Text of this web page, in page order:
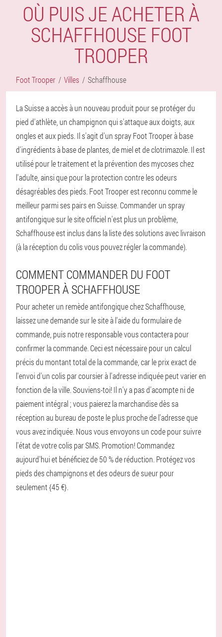
OÙ PUIS JE ACHETER À
SCHAFFHOUSE FOOT
TROOPER
Foot Trooper Villes Schaffhouse
La Suisse a accès à un nouveau produit pour se protéger du
pied d'athlète, un champignon qui s'attaque aux doigts, aux
ongles et aux pieds. Il s'agit d'un spray Foot Trooper à base
d'ingrédients à base de plantes, de miel et de clotrimazole. Il est
utilisé pour le traitement et la prévention des mycoses chez
l'adulte, ainsi que pour la protection contre les odeurs
désagréables des pieds. Foot Trooper est reconnu comme le
meilleur parmi ses pairs en Suisse. Commander un spray
antifongique sur le site officiel n'est plus un problème,
Schaffhouse est inclus dans la liste des solutions avec livraison
(à la réception du colis vous pouvez régler la commande).
COMMENT COMMANDER DU FOOT
TROOPER À SCHAFFHOUSE
Pour acheter un remède antifongique chez Schaffhouse,
laissez une demande sur le site à l'aide du formulaire de
commande, puis notre responsable vous contactera pour
confirmer la commande. Ceci est nécessaire pour un calcul
précis du montant total de la commande, car le prix exact de
l'envoi d'un colis par coursier à l'adresse indiquée peut varier en
fonction de la ville. Souviens-toi! Il n'y a pas d'acompte ni de
paiement intégral ; vous paierez la marchandise dès sa
réception au bureau de poste le plus proche de l'adresse que
vous avez indiquée. Nous vous envoyons un code pour suivre
l'état de votre colis par SMS. Promotion! Commandez
aujourd'hui et bénéficiez de 50 % de réduction. Protégez vos
pieds des champignons et des odeurs de sueur pour
seulement {45 €}.